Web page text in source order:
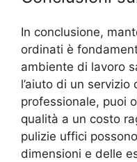
In conclusione,
ordinati è
ambiente di lavoro
l’aiuto di un servizio
professionale, puoi
qualità a un costo
pulizie uffici
dimensioni e delle